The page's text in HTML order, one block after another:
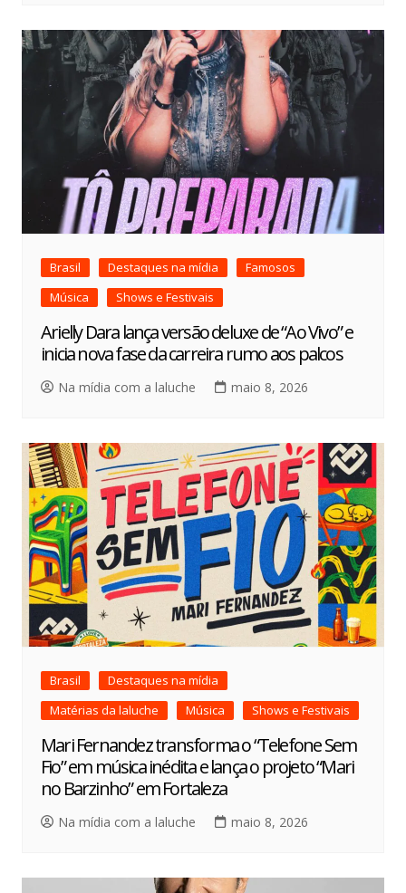
Brasil Destaques na mídia
Famosos
Música
Shows e Festivais
Arielly Dara lança versão deluxe de “Ao Vivo” e
inicia nova fase da carreira rumo aos palcos
Na mídia com a laluche maio 8, 2026
Brasil
Destaques na mídia
Matérias da laluche
Música Shows e Festivais
Mari Fernandez transforma o “Telefone Sem
Fio” em música inédita e lança o projeto “Mari
no Barzinho” em Fortaleza
Na mídia com a laluche maio 8, 2026